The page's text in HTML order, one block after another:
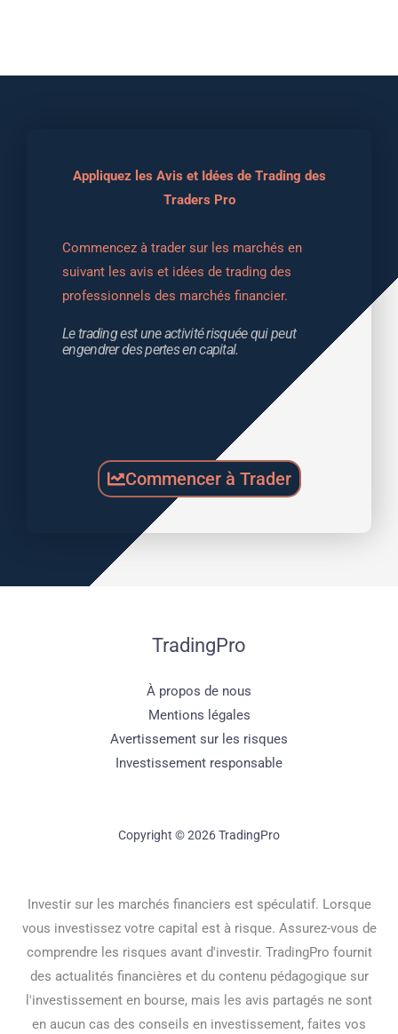
Appliquez les Avis et Idées de Trading des
Traders Pro
Commencez à trader sur les marchés en
suivant les avis et idées de trading des
professionnels des marchés financier.
Le trading est une activité risquée qui peut
engendrer des pertes en capital.
Commencer à Trader
TradingPro
À propos de nous
Mentions légales
Avertissement sur les risques
Investissement responsable
Copyright © 2026 TradingPro
Investir sur les marchés financiers est spéculatif. Lorsque
vous investissez votre capital est à risque. Assurez-vous de
comprendre les risques avant d'investir. TradingPro fournit
des actualités financières et du contenu pédagogique sur
l'investissement en bourse, mais les avis partagés ne sont
en aucun cas des conseils en investissement, faites vos